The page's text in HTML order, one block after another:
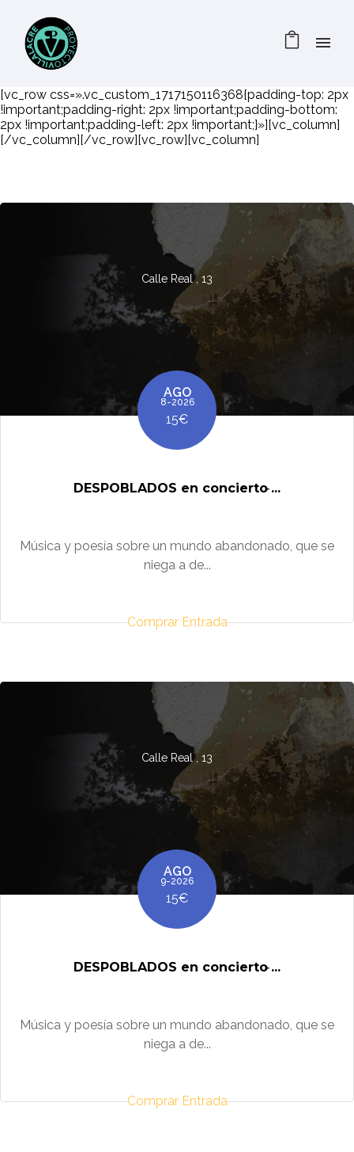
[vc_row css=».vc_custom_1717150116368{padding-top: 2px
!important;padding-right: 2px !important;padding-bottom:
2px !important;padding-left: 2px !important;}»][vc_column]
[/vc_column][/vc_row][vc_row][vc_column]
Calle Real , 13
AGO
9-2026
15€
DESPOBLADOS en concierto ̵...
Música y poesía sobre un mundo abandonado, que se
niega a de...
Comprar Entrada
Calle Real , 13
AGO
8-2026
15€
DESPOBLADOS en concierto ̵...
Música y poesía sobre un mundo abandonado, que se
niega a de...
Comprar Entrada